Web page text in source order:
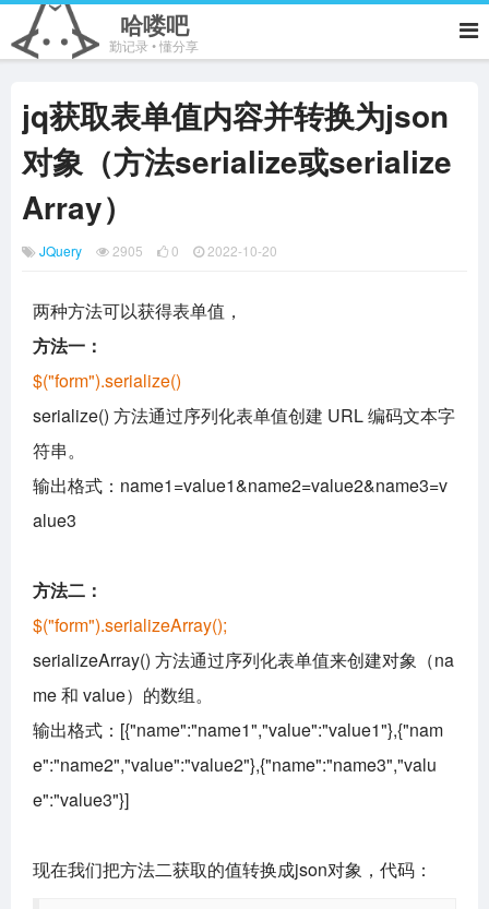
哈喽吧
勤记录 • 懂分享
jq获取表单值内容并转换为json
对象（方法serialize或serialize
Array）
JQuery 2905 0 2022-10-20
两种方法可以获得表单值，
方法一：
$("form").serialize()
serialize() 方法通过序列化表单值创建 URL 编码文本字
符串。
输出格式：name1=value1&name2=value2&name3=v
alue3
方法二：
$("form").serializeArray();
serializeArray() 方法通过序列化表单值来创建对象（na
me 和 value）的数组。
输出格式：[{"name":"name1","value":"value1"},{"nam
e":"name2","value":"value2"},{"name":"name3","valu
e":"value3"}]
现在我们把方法二获取的值转换成json对象，代码：